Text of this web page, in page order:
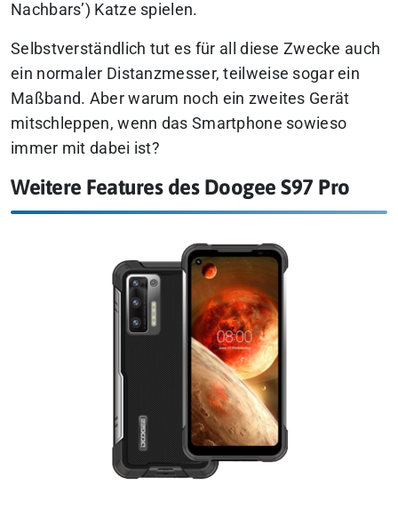
Nachbars’) Katze spielen.
Selbstverständlich tut es für all diese Zwecke auch
ein normaler Distanzmesser, teilweise sogar ein
Maßband. Aber warum noch ein zweites Gerät
mitschleppen, wenn das Smartphone sowieso
immer mit dabei ist?
Weitere Features des Doogee S97 Pro